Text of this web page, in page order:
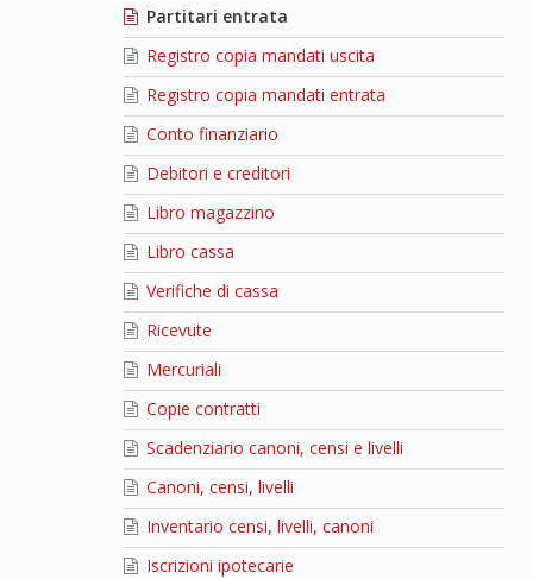
Partitari entrata
Registro copia mandati uscita
Registro copia mandati entrata
Conto finanziario
Debitori e creditori
Libro magazzino
Libro cassa
Verifiche di cassa
Ricevute
Mercuriali
Copie contratti
Scadenziario canoni, censi e livelli
Canoni, censi, livelli
Inventario censi, livelli, canoni
Iscrizioni ipotecarie